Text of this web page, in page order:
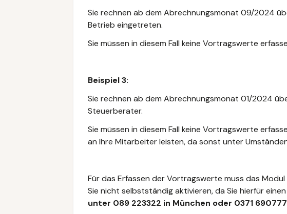
Sie rechnen ab dem Abrechnungsmonat 09/2024
Betrieb eingetreten.
Sie müssen in diesem Fall keine Vortragswerte
Beispiel 3:
Sie rechnen ab dem Abrechnungsmonat 01/2024
Steuerberater.
Sie müssen in diesem Fall keine Vortragswerte
an Ihre Mitarbeiter leisten, da sonst unter
Für das Erfassen der Vortragswerte muss das
Sie nicht selbstständig aktivieren, da Sie hierfür
unter 089 223322 in München oder 0371